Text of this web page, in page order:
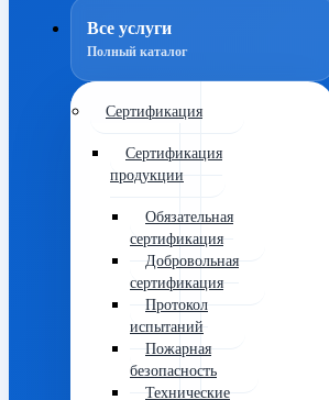
Все услуги
Полный каталог
Сертификация
Сертификация
продукции
Обязательная
сертификация
Добровольная
сертификация
Протокол
испытаний
Пожарная
безопасность
Технические